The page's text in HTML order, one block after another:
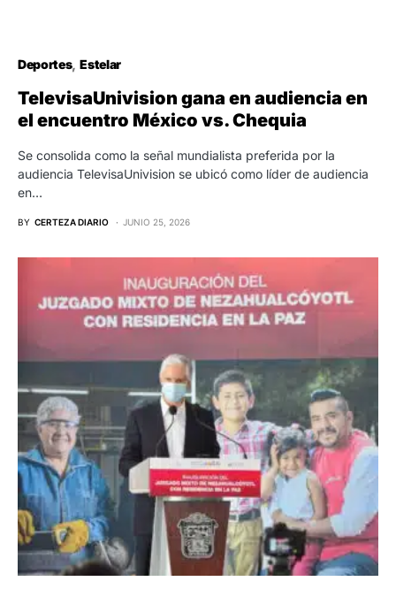
Deportes Estelar
TelevisaUnivision gana en audiencia en
el encuentro México vs. Chequia
Se consolida como la señal mundialista preferida por la
audiencia TelevisaUnivision se ubicó como líder de audiencia
en…
BY CERTEZA DIARIO JUNIO 25, 2026